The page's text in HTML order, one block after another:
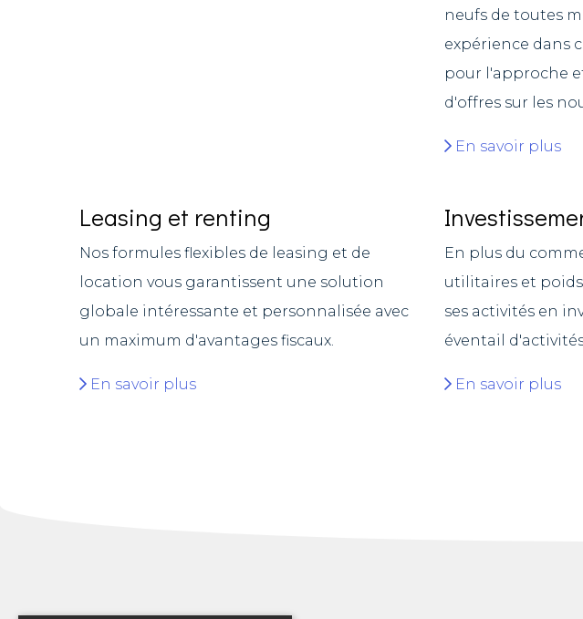
neufs de toutes
expérience dans
pour l'approche
d'offres sur les
En savoir plus
Leasing et renting
Nos formules flexibles de leasing et de
location vous garantissent une solution
globale intéressante et personnalisée avec
un maximum d'avantages fiscaux.
En savoir plus
En plus du
utilitaires et poids
ses activités en
éventail
En savoir plus